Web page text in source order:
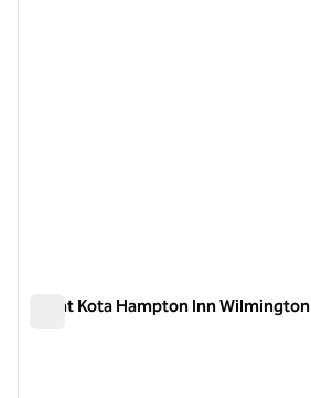
Pusat Kota Hampton Inn Wilmington